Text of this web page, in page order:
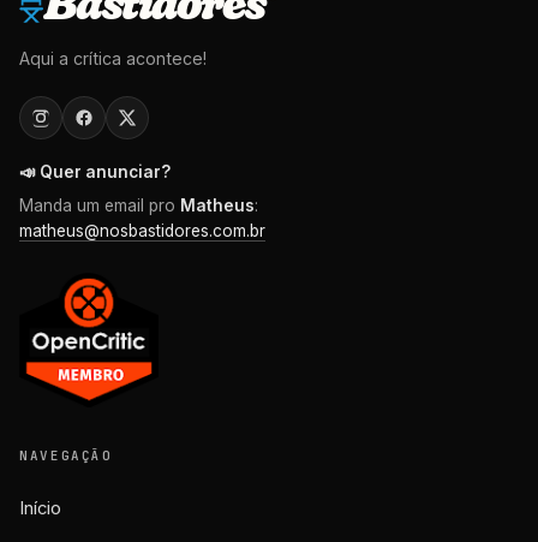
Aqui a crítica acontece!
📣 Quer anunciar?
Manda um email pro Matheus:
matheus@nosbastidores.com.br
NAVEGAÇÃO
Início